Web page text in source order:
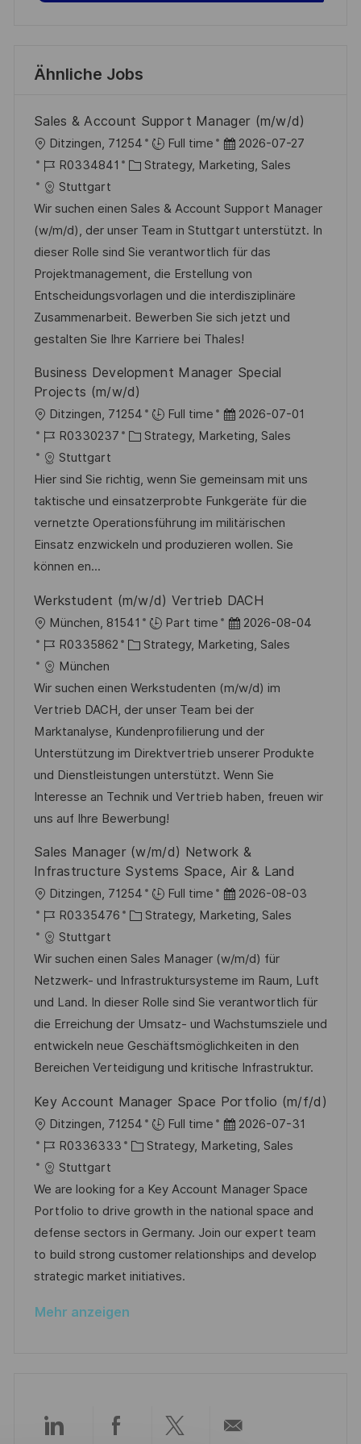
Ähnliche Jobs
Sales & Account Support Manager (m/w/d)
O
r
t
Ditzingen, 71254 Full time
D
a
u
m
d
e
r
V
e
ö
f
u
n
g
2026-07-27
J
o
b
-
I
D
R0334841
K
t
e
g
o
r
i
e
Strategy, Marketing, Sales
Stuttgart
Wir suchen einen Sales & Account Support Manager
(w/m/d), der unser Team in Stuttgart unterstützt. In
dieser Rolle sind Sie verantwortlich für das
Projektmanagement, die Erstellung von
Entscheidungsvorlagen und die interdisziplinäre
Zusammenarbeit. Bewerben Sie sich jetzt und
gestalten Sie Ihre Karriere bei Thales!
Business Development Manager Special
Projects (m/w/d)
O
r
t
Ditzingen, 71254 Full time
D
a
u
m
d
e
e
ö
f
e
n
t
i
h
n
g
2026-07-01
J
o
b
-
I
D
R0330237
K
t
e
g
o
e
Strategy, Marketing, Sales
Stuttgart
Hier sind Sie richtig, wenn Sie gemeinsam mit uns
taktische und einsatzerprobte Funkgeräte für die
vernetzte Operationsführung im militärischen
Einsatz enzwickeln und produzieren wollen. Sie
können en...
Werkstudent (m/w/d) Vertrieb DACH
O
r
t
München, 81541 Part time
D
a
u
m
d
e
r
V
ö
f
n
g
2026-08-04
J
o
b
-
I
D
R0335862
K
t
e
g
o
r
i
e
Strategy, Marketing, Sales
München
Wir suchen einen Werkstudenten (m/w/d) im
Vertrieb DACH, der unser Team bei der
Marktanalyse, Kundenprofilierung und der
Unterstützung im Direktvertrieb unserer Produkte
und Dienstleistungen unterstützt. Wenn Sie
Interesse an Technik und Vertrieb haben, freuen wir
uns auf Ihre Bewerbung!
Sales Manager (w/m/d) Network &
Infrastructure Systems Space, Air & Land
O
r
t
Ditzingen, 71254 Full time
D
a
u
m
d
e
r
V
r
ö
f
e
n
t
l
2026-08-03
J
o
b
-
I
D
R0335476
K
t
e
g
o
r
i
Strategy, Marketing, Sales
Stuttgart
Wir suchen einen Sales Manager (w/m/d) für
Netzwerk- und Infrastruktursysteme im Raum, Luft
und Land. In dieser Rolle sind Sie verantwortlich für
die Erreichung der Umsatz- und Wachstumsziele und
entwickeln neue Geschäftsmöglichkeiten in den
Bereichen Verteidigung und kritische Infrastruktur.
Key Account Manager Space Portfolio (m/f/d)
O
r
t
Ditzingen, 71254 Full time
D
a
u
m
d
e
e
2026-07-31
J
o
b
-
I
D
R0336333
K
t
e
g
o
r
Strategy, Marketing, Sales
Stuttgart
We are looking for a Key Account Manager Space
Portfolio to drive growth in the national space and
defense sectors in Germany. Join our expert team
to build strong customer relationships and develop
strategic market initiatives.
Mehr anzeigen